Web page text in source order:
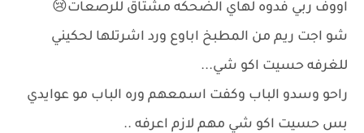
اووف ربي فدوه لهاي الضحكه مشتاق للرصعات😢
شو اجت ريم من المطبخ اباوع ورد اشرتلها لحكيني
للغرفه حسيت اكو شي...
راحو وسدو الباب وكفت اسمعهم وره الباب مو عوايدي
بس حسيت اكو شي مهم لازم اعرفه ..